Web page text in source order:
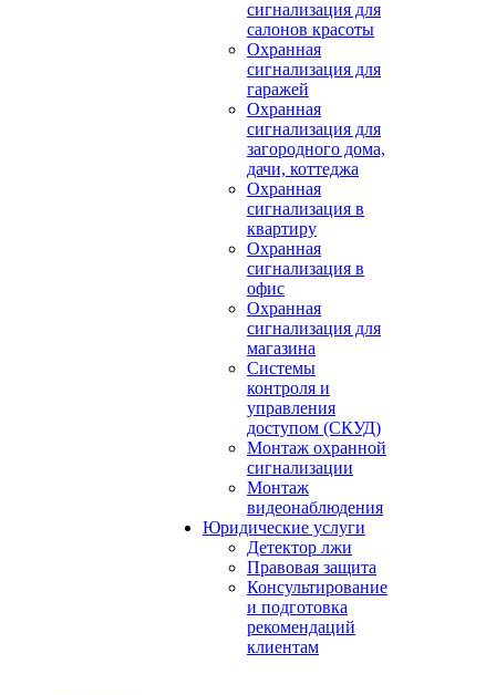
сигнализация для
салонов красоты
Охранная
сигнализация для
гаражей
Охранная
сигнализация для
загородного дома,
дачи, коттеджа
Охранная
сигнализация в
квартиру
Охранная
сигнализация в
офис
Охранная
сигнализация для
магазина
Системы
контроля и
управления
доступом (СКУД)
Монтаж охранной
сигнализации
Монтаж
видеонаблюдения
Юридические услуги
Детектор лжи
Правовая защита
Консультирование
и подготовка
рекомендаций
клиентам